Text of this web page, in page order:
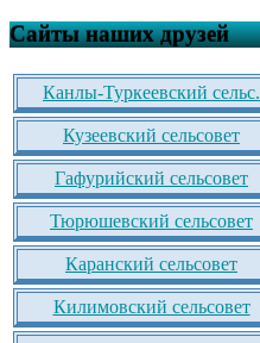
Сайты наших друзей
Канлы-Туркеевский сельс.
Кузеевский сельсовет
Гафурийский сельсовет
Тюрюшевский сельсовет
Каранский сельсовет
Килимовский сельсовет